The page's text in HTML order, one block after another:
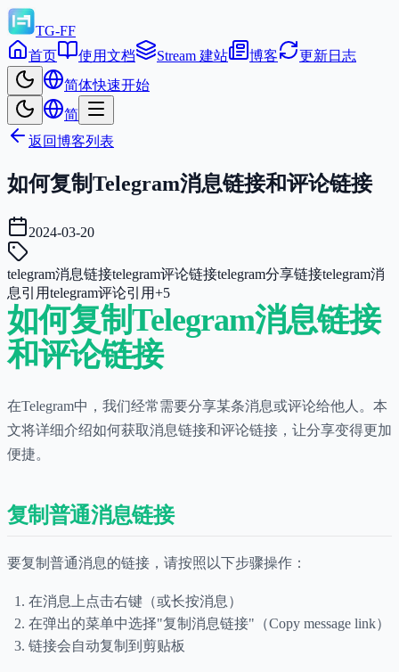
TG-FF
首页
使用文档 Stream 建站 博客
更新日志
简体快速开始
简
返回博客列表
如何复制Telegram消息链接和评论链接
2024-03-20
telegram消息链接telegram评论链接telegram分享链接telegram消
息引用telegram评论引用+5
如何复制Telegram消息链接
和评论链接
在Telegram中，我们经常需要分享某条消息或评论给他人。本
文将详细介绍如何获取消息链接和评论链接，让分享变得更加
便捷。
复制普通消息链接
要复制普通消息的链接，请按照以下步骤操作：
在消息上点击右键（或长按消息）
在弹出的菜单中选择"复制消息链接"（Copy message link）
链接会自动复制到剪贴板